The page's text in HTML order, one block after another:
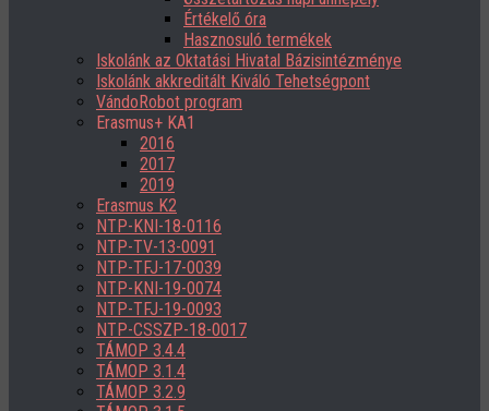
Értékelő óra
Hasznosuló termékek
Iskolánk az Oktatási Hivatal Bázisintézménye
Iskolánk akkreditált Kiváló Tehetségpont
VándoRobot program
Erasmus+ KA1
2016
2017
2019
Erasmus K2
NTP-KNI-18-0116
NTP-TV-13-0091
NTP-TFJ-17-0039
NTP-KNI-19-0074
NTP-TFJ-19-0093
NTP-CSSZP-18-0017
TÁMOP 3.4.4
TÁMOP 3.1.4
TÁMOP 3.2.9